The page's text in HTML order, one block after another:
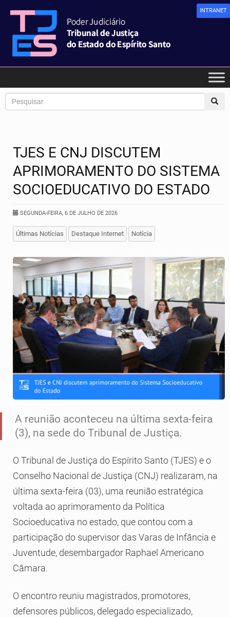
INTRANET
TJES E CNJ DISCUTEM
APRIMORAMENTO DO SISTEMA
SOCIOEDUCATIVO DO ESTADO
SEGUNDA-FEIRA, 6 DE JULHO DE 2026
Últimas Notícias Destaque Internet Notícia
A reunião aconteceu na última sexta-feira
(3), na sede do Tribunal de Justiça.
O Tribunal de Justiça do Espírito Santo (TJES) e o
Conselho Nacional de Justiça (CNJ) realizaram, na
última sexta-feira (03), uma reunião estratégica
voltada ao aprimoramento da Política
Socioeducativa no estado, que contou com a
participação do supervisor das Varas de Infância e
Juventude, desembargador Raphael Americano
Câmara.
O encontro reuniu magistrados, promotores,
defensores públicos, delegado especializado,